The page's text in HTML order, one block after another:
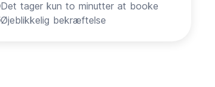
Det tager kun to minutter at booke
Øjeblikkelig bekræftelse